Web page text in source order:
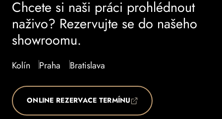
Chcete si naši práci prohlédnout
naživo? Rezervujte se do našeho
showroomu.
Kolín Praha Bratislava
ONLINE REZERVACE TERMÍNU